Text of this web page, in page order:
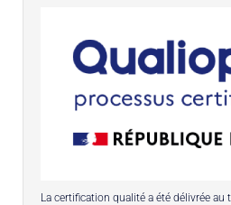
La certification qualité a été délivrée au